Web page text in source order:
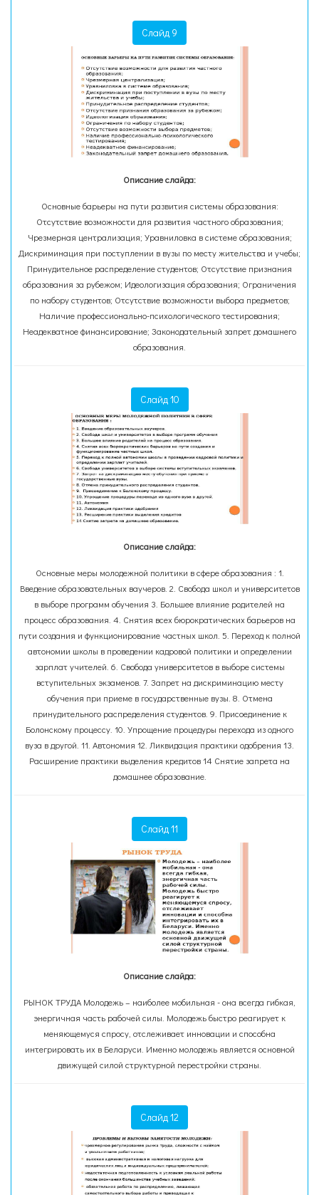
Слайд 9
Описание слайда:
Основные барьеры на пути развития системы образования:
Отсутствие возможности для развития частного образования;
Чрезмерная централизация; Уравниловка в системе образования;
Дискриминация при поступлении в вузы по месту жительства и учебы;
Принудительное распределение студентов; Отсутствие признания
образования за рубежом; Идеологизация образования; Ограничения
по набору студентов; Отсутствие возможности выбора предметов;
Наличие профессионально-психологического тестирования;
Неадекватное финансирование; Законодательный запрет домашнего
образования.
Слайд 10
Описание слайда:
Основные меры молодежной политики в сфере образования : 1.
Введение образовательных ваучеров. 2. Свобода школ и университетов
в выборе программ обучения 3. Большее влияние родителей на
процесс образования. 4. Снятия всех бюрократических барьеров на
пути создания и функционирование частных школ. 5. Переход к полной
автономии школы в проведении кадровой политики и определении
зарплат учителей. 6. Свобода университетов в выборе системы
вступительных экзаменов. 7. Запрет на дискриминацию месту
обучения при приеме в государственные вузы. 8. Отмена
принудительного распределения студентов. 9. Присоединение к
Болонскому процессу. 10. Упрощение процедуры перехода из одного
вуза в другой. 11. Автономия 12. Ликвидация практики одобрения 13.
Расширение практики выделения кредитов 14 Снятие запрета на
домашнее образование.
Слайд 11
Описание слайда:
РЫНОК ТРУДА Молодежь – наиболее мобильная - она всегда гибкая,
энергичная часть рабочей силы. Молодежь быстро реагирует к
меняющемуся спросу, отслеживает инновации и способна
интегрировать их в Беларуси. Именно молодежь является основной
движущей силой структурной перестройки страны.
Слайд 12